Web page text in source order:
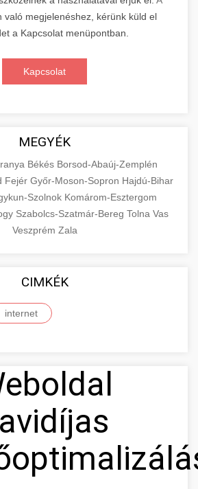
való megjelenéshez, kérünk küld el
a Kapcsolat menüpontban.
Kapcsolat
MEGYÉK
Békés Borsod-Abaúj-Zemplén
Fejér Győr-Moson-Sopron Hajdú-Bihar
Szolnok Komárom-Esztergom
Szabolcs-Szatmár-Bereg Tolna Vas
Veszprém Zala
CIMKÉK
internet